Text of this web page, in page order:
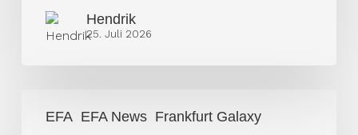
Hendrik
25. Juli 2026
EFA EFA News Frankfurt Galaxy
feiert